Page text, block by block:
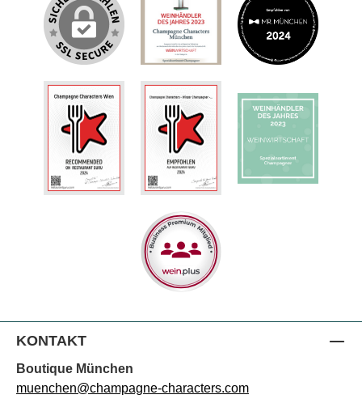
KONTAKT
Boutique München
muenchen@champagne-characters.com